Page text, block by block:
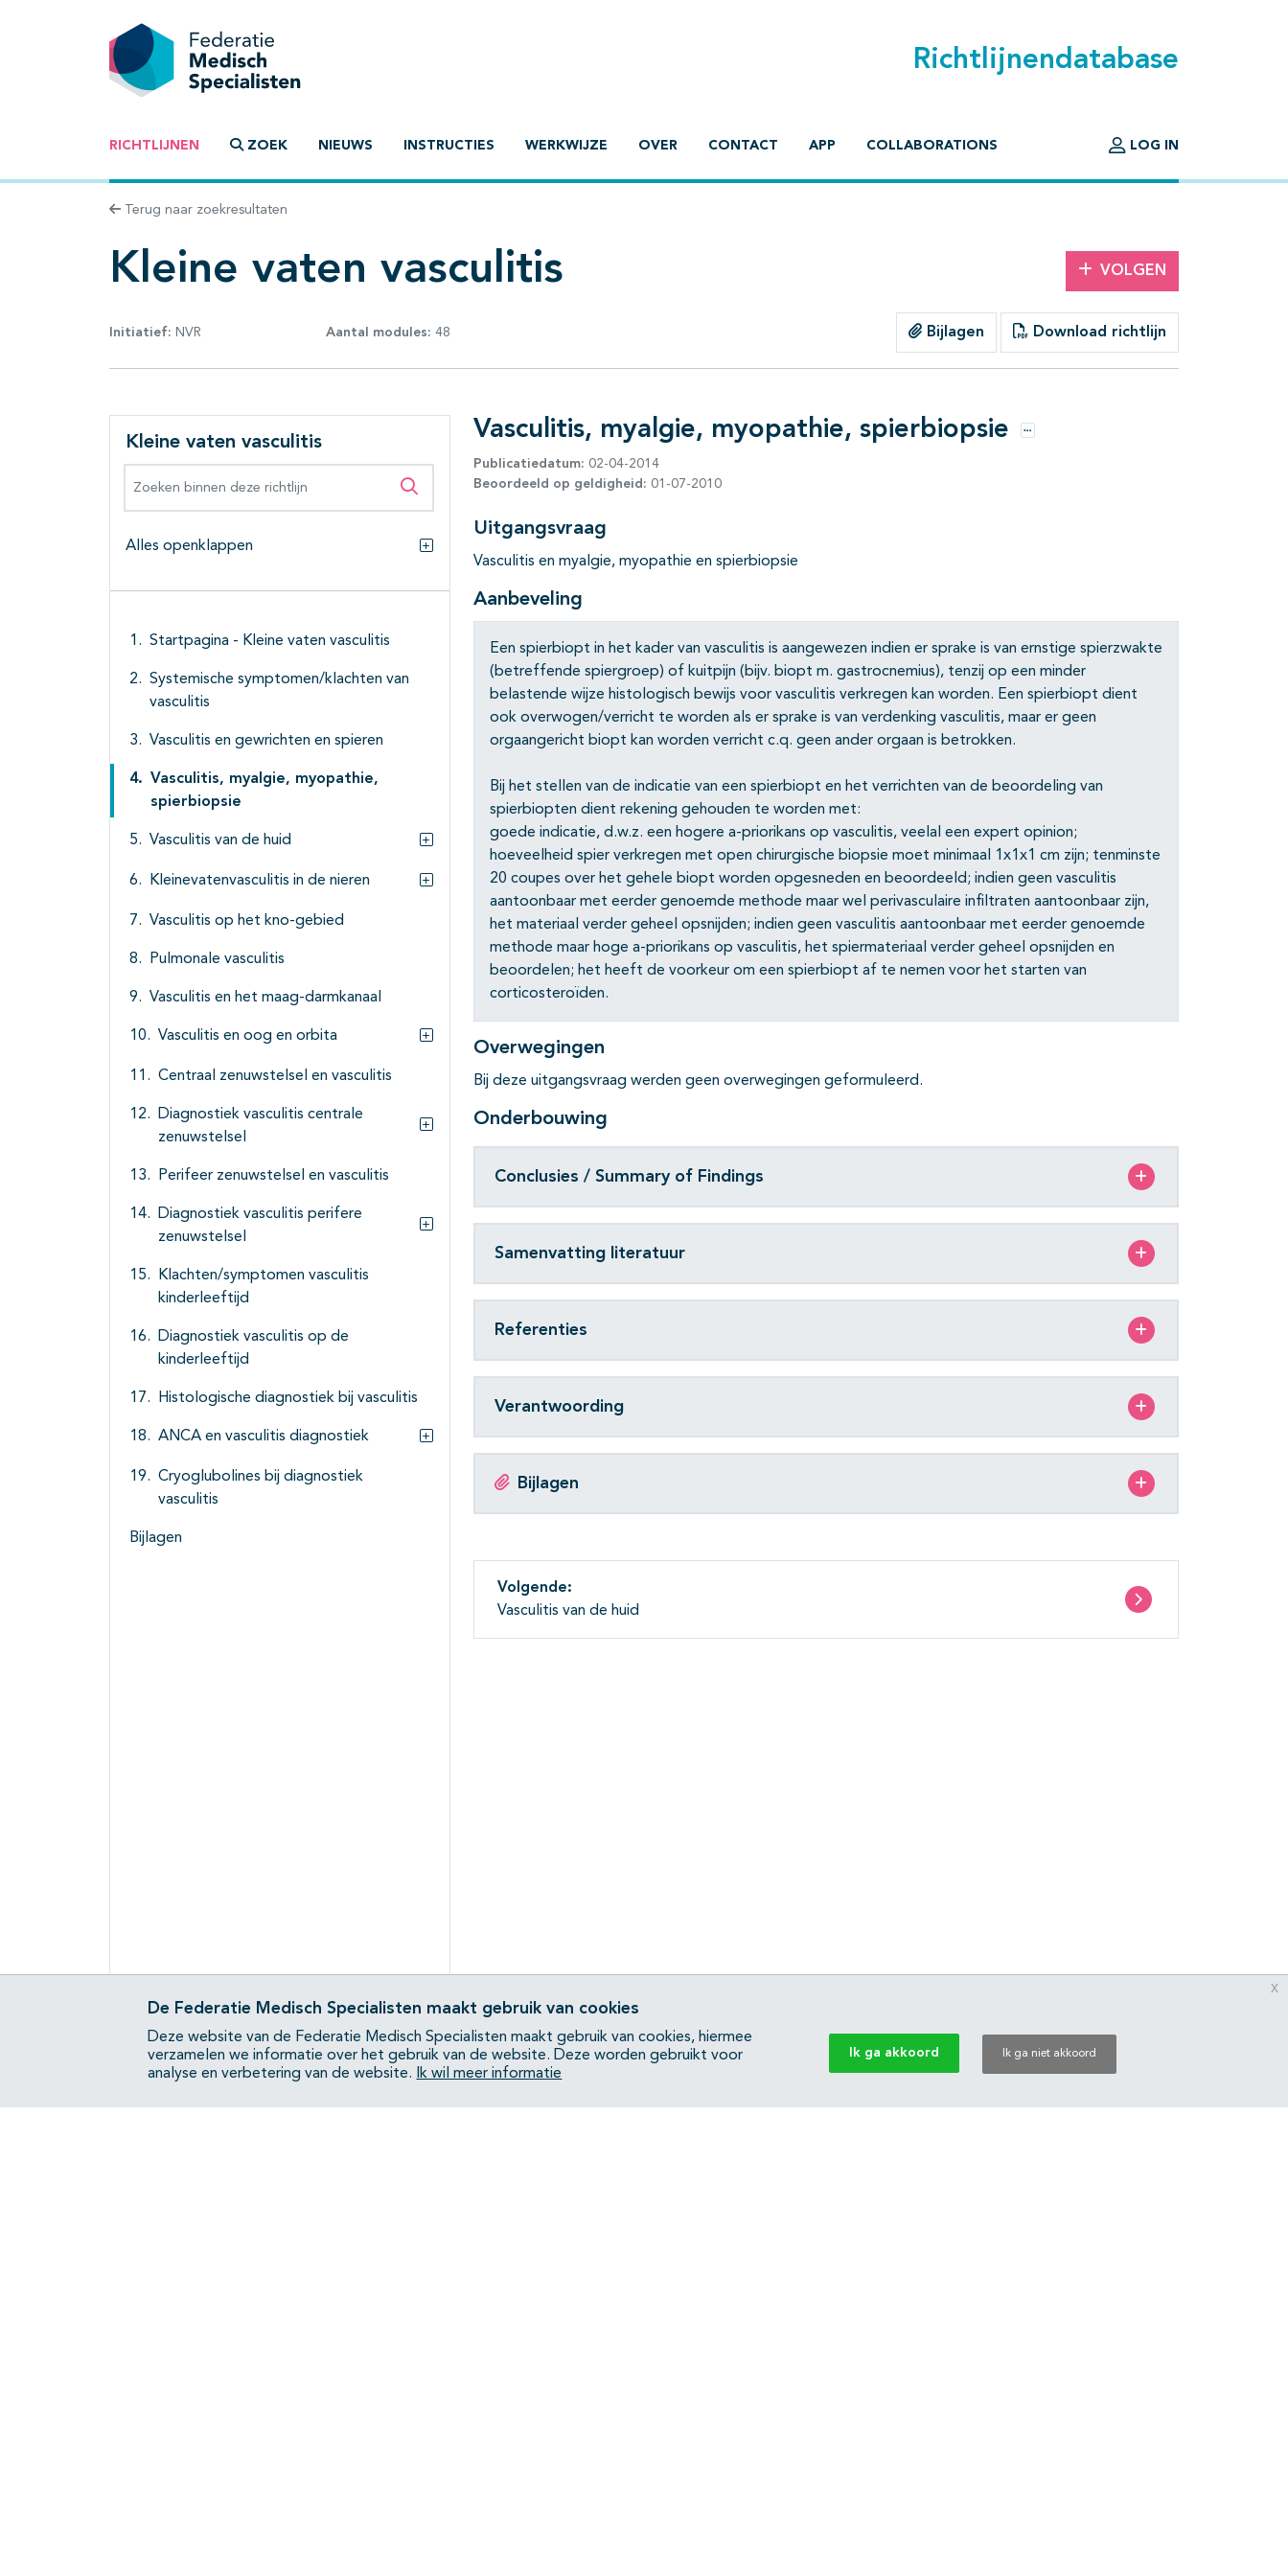
Richtlijnendatabase
RICHTLIJNEN ZOEK NIEUWS INSTRUCTIES WERKWIJZE OVER CONTACT APP COLLABORATIONS LOG IN
Terug naar zoekresultaten
Kleine vaten vasculitis VOLGEN
Initiatief: NVR Aantal modules: 48 Bijlagen Download richtlijn
Kleine vaten vasculitis
Zoeken binnen deze richtlijn
Alles openklappen
Alles openklappen
Startpagina - Kleine vaten vasculitis
Systemische symptomen/klachten van
vasculitis
Vasculitis en gewrichten en spieren
Vasculitis, myalgie, myopathie,
spierbiopsie
Vasculitis van de huid
Subpagina's open- en dichtklappen
Kleinevatenvasculitis in de nieren
Subpagina's open- en dichtklappen
Vasculitis op het kno-gebied
Pulmonale vasculitis
Vasculitis en het maag-darmkanaal
Vasculitis en oog en orbita
Subpagina's open- en dichtklappen
Centraal zenuwstelsel en vasculitis
Diagnostiek vasculitis centrale
zenuwstelsel
Subpagina's open- en dichtklappen
Perifeer zenuwstelsel en vasculitis
Diagnostiek vasculitis perifere
zenuwstelsel
Subpagina's open- en dichtklappen
Klachten/symptomen vasculitis
kinderleeftijd
Diagnostiek vasculitis op de
kinderleeftijd
Histologische diagnostiek bij vasculitis
ANCA en vasculitis diagnostiek
Cryoglubolines bij diagnostiek
vasculitis
Bijlagen
Vasculitis, myalgie, myopathie, spierbiopsie Opties
Publicatiedatum: 02-04-2014
Beoordeeld op geldigheid: 01-07-2010
Uitgangsvraag
Vasculitis en myalgie, myopathie en spierbiopsie
Aanbeveling
Een spierbiopt in het kader van vasculitis is aangewezen indien er sprake is van ernstige spierzwakte
(betreffende spiergroep) of kuitpijn (bijv. biopt m. gastrocnemius), tenzij op een minder
belastende wijze histologisch bewijs voor vasculitis verkregen kan worden. Een spierbiopt dient
ook overwogen/verricht te worden als er sprake is van verdenking vasculitis, maar er geen
orgaangericht biopt kan worden verricht c.q. geen ander orgaan is betrokken.
Bij het stellen van de indicatie van een spierbiopt en het verrichten van de beoordeling van
spierbiopten dient rekening gehouden te worden met:
goede indicatie, d.w.z. een hogere a-priorikans op vasculitis, veelal een expert opinion;
hoeveelheid spier verkregen met open chirurgische biopsie moet minimaal 1x1x1 cm zijn; tenminste
20 coupes over het gehele biopt worden opgesneden en beoordeeld; indien geen vasculitis
aantoonbaar met eerder genoemde methode maar wel perivasculaire infiltraten aantoonbaar zijn,
het materiaal verder geheel opsnijden; indien geen vasculitis aantoonbaar met eerder genoemde
methode maar hoge a-priorikans op vasculitis, het spiermateriaal verder geheel opsnijden en
beoordelen; het heeft de voorkeur om een spierbiopt af te nemen voor het starten van
corticosteroïden.
Overwegingen
Bij deze uitgangsvraag werden geen overwegingen geformuleerd.
Onderbouwing
Conclusies / Summary of Findings
Samenvatting literatuur
Referenties
Verantwoording
Bijlagen
Volgende:
Vasculitis van de huid
De Federatie Medisch Specialisten maakt gebruik van cookies
Deze website van de Federatie Medisch Specialisten maakt gebruik van cookies, hiermee
verzamelen we informatie over het gebruik van de website. Deze worden gebruikt voor
analyse en verbetering van de website.
Ik wil meer informatie
Ik ga akkoord Ik ga niet akkoord
x